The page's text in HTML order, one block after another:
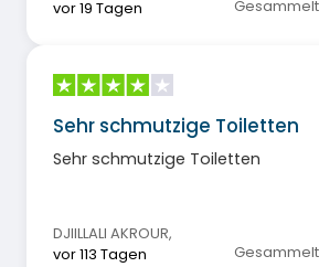
vor 19 Tagen
Sehr schmutzige Toiletten
Sehr schmutzige Toiletten
DJIILLALI AKROUR,
vor 113 Tagen